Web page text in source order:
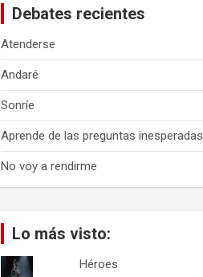
Debates recientes
Atenderse
Andaré
Sonríe
Aprende de las preguntas inesperadas
No voy a rendirme
Lo más visto:
Héroes